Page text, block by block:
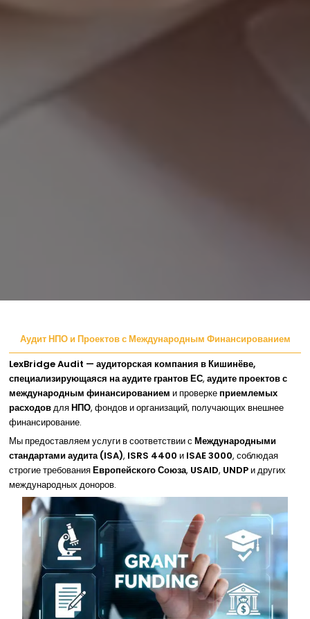
Аудит НПО и Проектов с Международным Финансированием
LexBridge Audit — аудиторская компания в Кишинёве,
специализирующаяся на аудите грантов ЕС, аудите проектов с
международным финансированием и проверкеприемлемых
расходовдляНПО, фондов и организаций, получающих внешнее
финансирование.
Мы предоставляем услуги в соответствии с Международными
стандартами аудита (ISA), ISRS 4400 и ISAE 3000, соблюдая
строгие требованияЕвропейского Союза, USAID, UNDPи других
международных доноров.